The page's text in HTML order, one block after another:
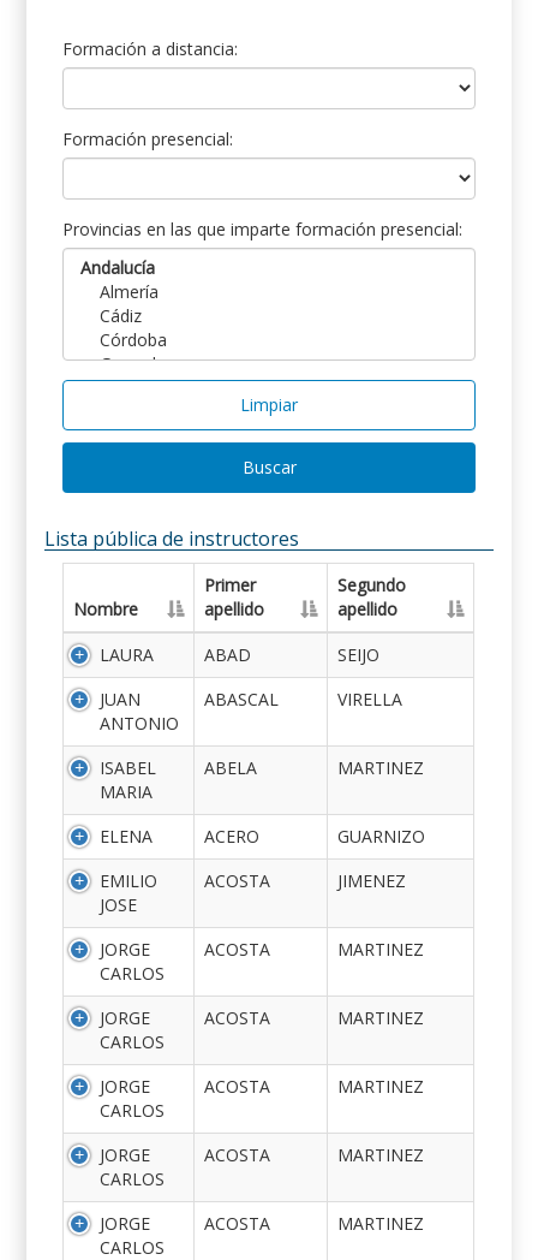
Formación a distancia:
Formación presencial:
Provincias en las que imparte formación presencial:
Limpiar
Buscar
Lista pública de instructores
Nombre
Primer
apellido
Segundo
apellido
LAURA
ABAD
SEIJO
JUAN
ANTONIO
ABASCAL VIRELLA
ISABEL
MARIA
ABELA MARTINEZ
ELENA ACERO
GUARNIZO
EMILIO
JOSE
ACOSTA JIMENEZ
JORGE
CARLOS
ACOSTA MARTINEZ
JORGE
CARLOS
ACOSTA MARTINEZ
JORGE
CARLOS
ACOSTA MARTINEZ
JORGE
CARLOS
ACOSTA MARTINEZ
JORGE
CARLOS
ACOSTA MARTINEZ